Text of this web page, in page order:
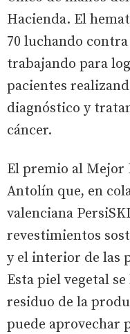
Hacienda. El
70 luchando
trabajando para
pacientes
diagnóstico y
cáncer.
El premio al Mejor
Antolín que, en
valenciana
revestimientos
y el interior de las
Esta piel vegetal
residuo de la
puede aprovechar